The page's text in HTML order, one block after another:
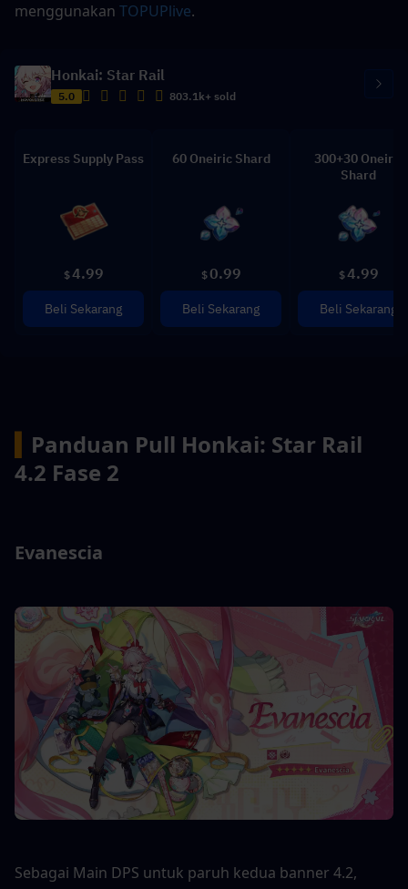
menggunakan TOPUPlive.
Honkai: Star Rail
5.0 803.1k+ sold
Express Supply Pass
$4.99
Beli Sekarang
60 Oneiric Shard
$ 0.99
Beli Sekarang
300+30 Oneiric
Shard
$4.99
Beli Sekarang
Panduan Pull Honkai: Star Rail
4.2 Fase 2
Evanescia
Sebagai Main DPS untuk paruh kedua banner 4.2,